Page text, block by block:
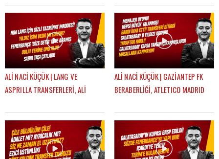
FEYYAZ ŞERİFOĞLU
ALİ NACİ KÜÇÜK | LANG VE
ASPRILLA TRANSFERLERİ, ALİ
GÜNDEM GALATASARAY
ALİ NACİ KÜÇÜK | GAZİANTEP FK
BERABERLİĞİ, ATLETICO MADRID
GALATASARAY